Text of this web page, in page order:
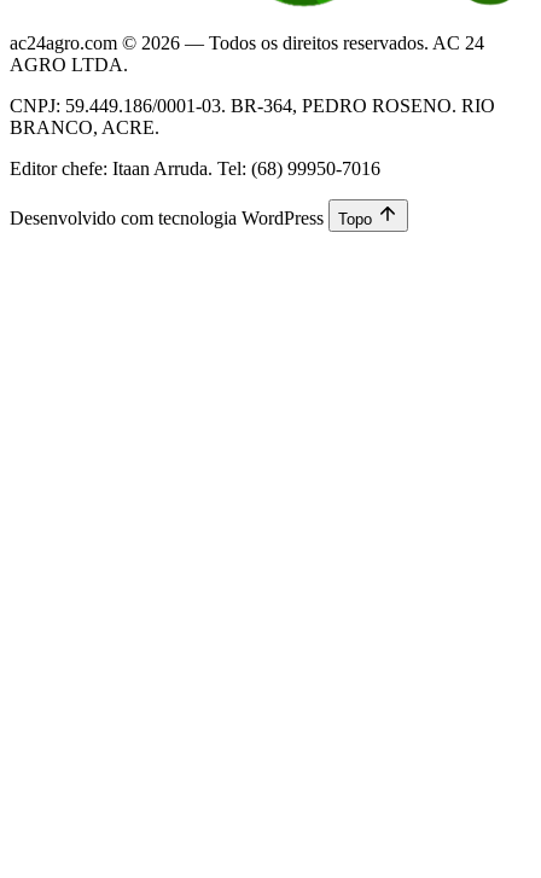
ac24agro.com © 2026 — Todos os direitos reservados. AC 24
AGRO LTDA.
CNPJ: 59.449.186/0001-03. BR-364, PEDRO ROSENO. RIO
BRANCO, ACRE.
Editor chefe: Itaan Arruda. Tel: (68) 99950-7016
Desenvolvido com tecnologia WordPress Topo